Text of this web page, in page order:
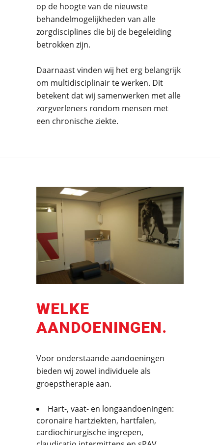
op de hoogte van de nieuwste
behandelmogelijkheden van alle
zorgdisciplines die bij de begeleiding
betrokken zijn.
Daarnaastvinden wij het erg belangrijk
om multidisciplinairte werken. Dit
betekent dat wij samenwerken met alle
zorgverleners rondom mensen met
een chronische ziekte.
WELKE
AANDOENINGEN.
Voor onderstaande aandoeningen
bieden wij zowel individuele als
groepstherapie aan.
Hart-, vaat- en longaandoeningen:
coronaire hartziekten, hartfalen,
cardiochirurgische ingrepen,